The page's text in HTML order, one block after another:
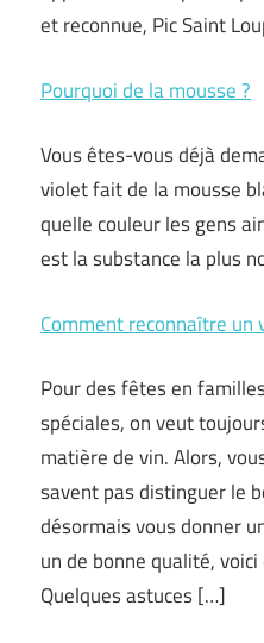
et reconnue, Pic Saint
Pourquoi de la mousse ?
Vous êtes-vous déjà
violet fait de la mousse
quelle couleur les gens
est la substance la plus
Comment reconnaître un
Pour des fêtes en
spéciales, on veut
matière de vin. Alors,
savent pas distinguer le
désormais vous donner
un de bonne qualité,
Quelques astuces […]